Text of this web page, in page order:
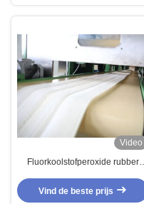
Video
Fluorkoolstofperoxide rubber
Vind de beste prijs